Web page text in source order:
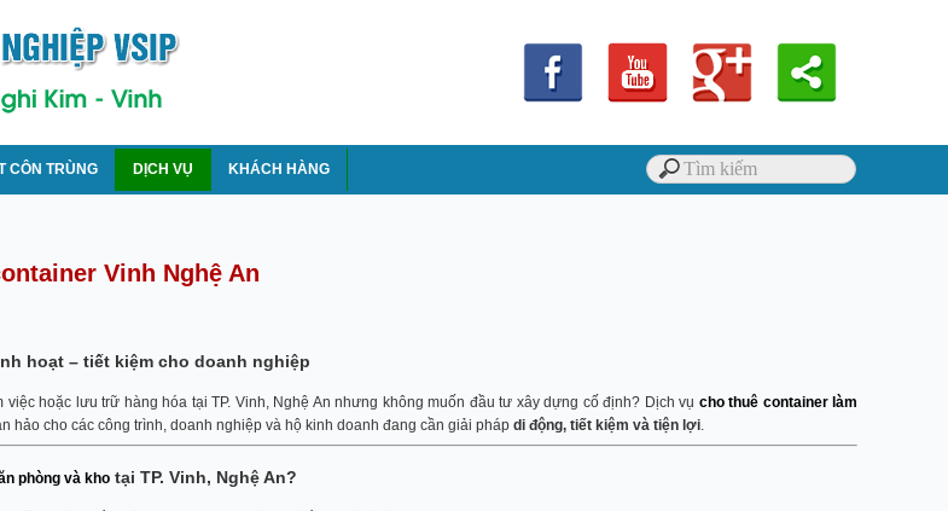
CÔN TRÙNG DỊCH VỤ KHÁCH HÀNG
Vinh Nghệ An
hoạt – tiết kiệm cho doanh nghiệp
việc hoặc lưu trữ hàng hóa tại TP. Vinh, Nghệ An nhưng không muốn đầu tư xây dựng cố định? Dịch vụ cho thuê container làm
hảo cho các công trình, doanh nghiệp và hộ kinh doanh đang cần giải pháp di động, tiết kiệm và tiện lợi.
phòng và kho tại TP. Vinh, Nghệ An?